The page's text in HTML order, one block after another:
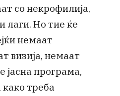
со некрофилија,
лаги. Но тие ќе
немаат
визија, немаат
јасна програма,
како треба